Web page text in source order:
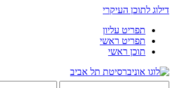
דילוג לתוכן העיקרי
תפריט עליון
תפריט ראשי
תוכן ראשי